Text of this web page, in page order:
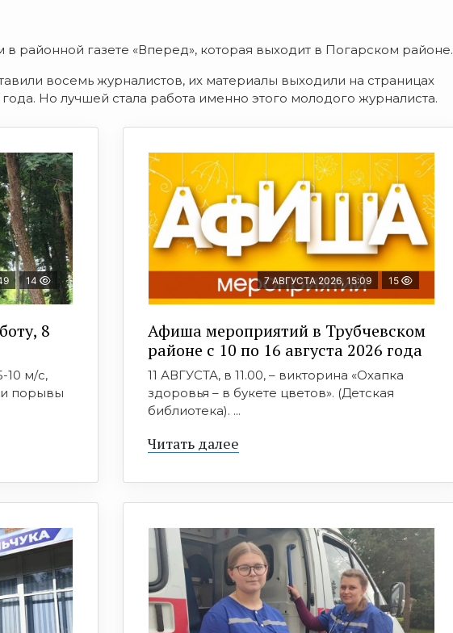
районной газете «Вперед», которая выходит в Погарском районе.
восемь журналистов, их материалы выходили на страницах
Но лучшей стала работа именно этого молодого журналиста.
14
8
10 м/с,
порывы
7 АВГУСТА 2026, 15:09 15
Афиша мероприятий в Трубчевском
районе с 10 по 16 августа 2026 года
11 АВГУСТА, в 11.00, – викторина «Охапка
здоровья – в букете цветов». (Детская
библиотека). ...
Читать далее